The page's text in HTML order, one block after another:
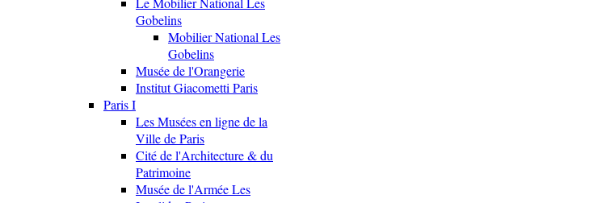
Gobelins
Mobilier National Les
Gobelins
Musée de l'Orangerie
Institut Giacometti Paris
Paris I
Les Musées en ligne de la
Ville de Paris
Cité de l'Architecture & du
Patrimoine
Musée de l'Armée Les